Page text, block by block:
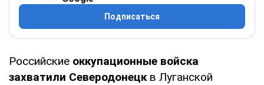
Подписаться
Российские оккупационные войска
захватили Северодонецк в Луганской